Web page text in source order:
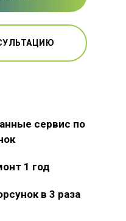
сервис по
1 год
в 3 раза